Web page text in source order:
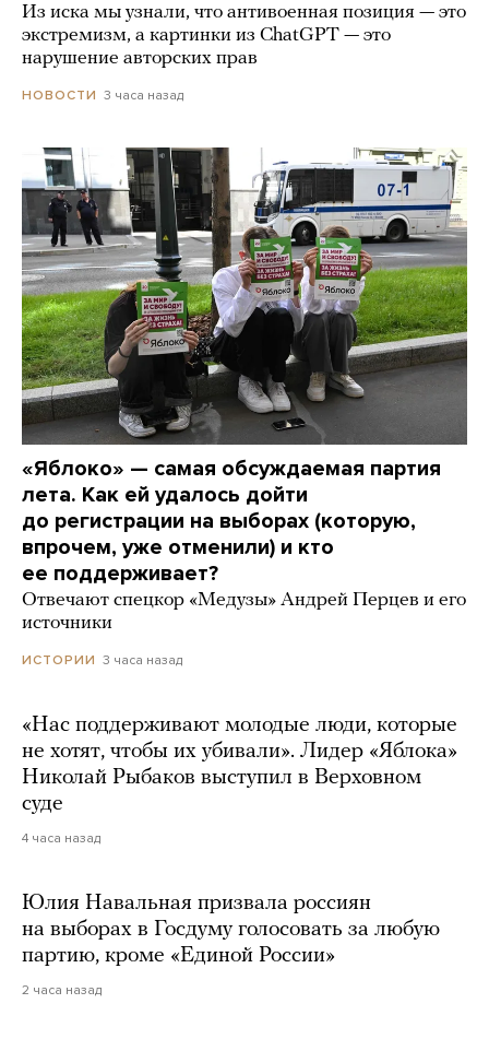
Из иска мы узнали, что антивоенная позиция — это
экстремизм, а картинки из СhatGPT — это
нарушение авторских прав
НОВОСТИ 3 часа назад
«Яблоко» — самая обсуждаемая партия
лета. Как ей удалось дойти
до регистрации на выборах (которую,
впрочем, уже отменили) и кто
ее поддерживает?
Отвечают спецкор «Медузы» Андрей Перцев и его
источники
ИСТОРИИ 3 часа назад
«Нас поддерживают молодые люди, которые
не хотят, чтобы их убивали». Лидер «Яблока»
Николай Рыбаков выступил в Верховном
суде
4 часа назад
Юлия Навальная призвала россиян
на выборах в Госдуму голосовать за любую
партию, кроме «Единой России»
2 часа назад